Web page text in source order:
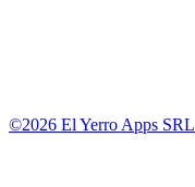
©2026 El Yerro Apps SRL